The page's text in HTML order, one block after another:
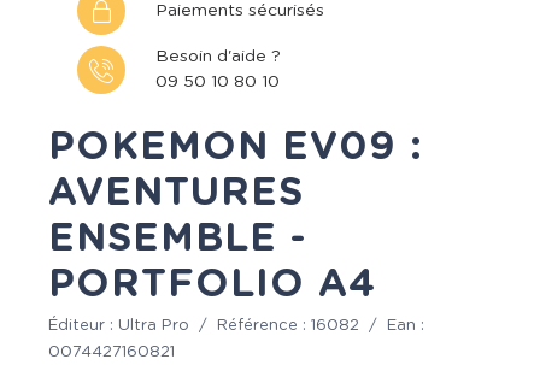
Paiements sécurisés
Besoin d'aide ?
09 50 10 80 10
POKEMON EV09 :
AVENTURES
ENSEMBLE -
PORTFOLIO A4
Éditeur : Ultra Pro / Référence : 16082 /
Ean :
0074427160821